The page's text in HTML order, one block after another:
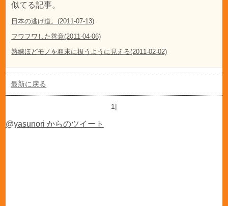
似てる記事。
日本の逃げ道。(2011-07-13)
フワフワした善意(2011-04-06)
熟練ほどモノを粗末に扱うように見える(2011-02-02)
最新に戻る
1|
@yasunori からのツイート